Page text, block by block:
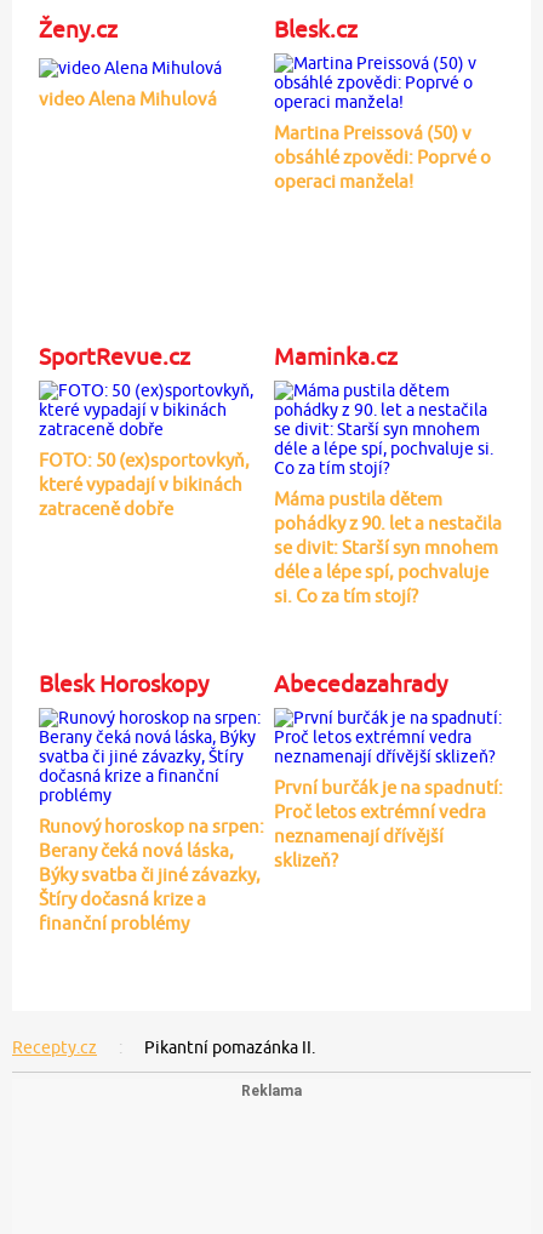
Ženy.cz
video Alena Mihulová
Blesk.cz
Martina Preissová (50) v
obsáhlé zpovědi: Poprvé o
operaci manžela!
SportRevue.cz
FOTO: 50 (ex)sportovkyň,
které vypadají v bikinách
zatraceně dobře
Maminka.cz
Máma pustila dětem
pohádky z 90. let a nestačila
se divit: Starší syn mnohem
déle a lépe spí, pochvaluje
si. Co za tím stojí?
Blesk Horoskopy
Runový horoskop na srpen:
Berany čeká nová láska,
Býky svatba či jiné závazky,
Štíry dočasná krize a
finanční problémy
Abecedazahrady
První burčák je na spadnutí:
Proč letos extrémní vedra
neznamenají dřívější
sklizeň?
Recepty.cz Pikantní pomazánka II.